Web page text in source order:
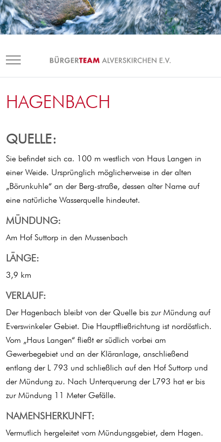
Mobile Menu Toggle
HAGENBACH
QUELLE:
Sie befindet sich ca. 100 m westlich von Haus Langen in
einer Weide. Ursprünglich möglicherweise in der alten
„Börunkuhle“ an der Berg-straße, dessen alter Name auf
eine natürliche Wasserquelle hindeutet.
MÜNDUNG:
Am Hof Suttorp in den Mussenbach
LÄNGE:
3,9 km
VERLAUF:
Der Hagenbach bleibt von der Quelle bis zur Mündung auf
Everswinkeler Gebiet. Die Hauptfließrichtung ist nordöstlich.
Vom „Haus Langen“ fließt er südlich vorbei am
Gewerbegebiet und an der Kläranlage, anschließend
entlang der L 793 und schließlich auf den Hof Suttorp und
der Mündung zu. Nach Unterquerung der L793 hat er bis
zur Mündung 11 Meter Gefälle.
NAMENSHERKUNFT:
Vermutlich hergeleitet vom Mündungsgebiet, dem Hagen.